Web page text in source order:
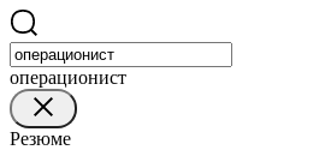
операционист
Резюме